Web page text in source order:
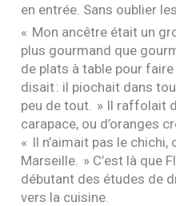
en entrée. Sans oublier
« Mon ancêtre était un
plus gourmand que
de plats à table pour
disait : il piochait dans
peu de tout. » Il raffolait
carapace, ou d’oranges
« Il n’aimait pas le
Marseille. » C’est là que
débutant des études de
vers la cuisine.